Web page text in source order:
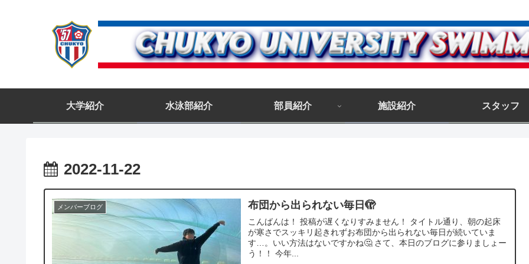
大学紹介 水泳部紹介 部員紹介 施設紹介 スタッフ
2022-11-22
メンバーブログ 布団から出られない毎日🫣
こんばんは！ 投稿が遅くなりすみません！ タイトル通り、朝の起床
が寒さでスッキリ起きれずお布団から出られない毎日が続いていま
す…。いい方法はないですかね🤔 さて、本日のブログに参りましょー
う！！ 今年...